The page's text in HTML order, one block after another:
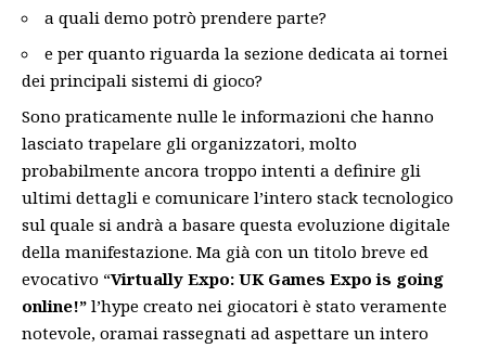
a quali demo potrò prendere parte?
e per quanto riguarda la sezione dedicata ai tornei
dei principali sistemi di gioco?
Sono praticamente nulle le informazioni che hanno
lasciato trapelare gli organizzatori, molto
probabilmente ancora troppo intenti a definire gli
ultimi dettagli e comunicare l’intero stack tecnologico
sul quale si andrà a basare questa evoluzione digitale
della manifestazione. Ma già con un titolo breve ed
evocativo “Virtually Expo: UK Games Expo is going
online!” l’hype creato nei giocatori è stato veramente
notevole, oramai rassegnati ad aspettare un intero